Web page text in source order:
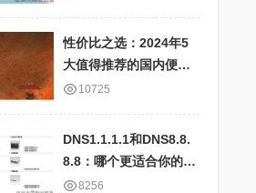
性价比之选：2024年5
大值得推荐的国内便宜
云服务器商家盘点
10725
DNS1.1.1.1和DNS8.8.
8.8：哪个更适合你的网
络需求？比较国内外公
8256